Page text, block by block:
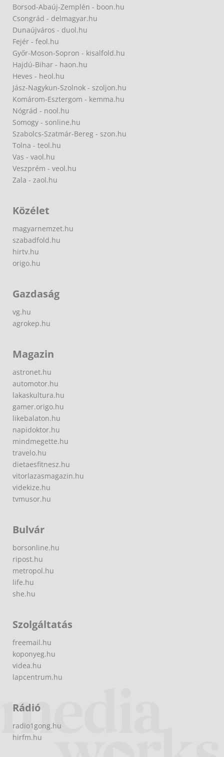
Borsod-Abaúj-Zemplén - boon.hu
Csongrád - delmagyar.hu
Dunaújváros - duol.hu
Fejér - feol.hu
Győr-Moson-Sopron - kisalfold.hu
Hajdú-Bihar - haon.hu
Heves - heol.hu
Jász-Nagykun-Szolnok - szoljon.hu
Komárom-Esztergom - kemma.hu
Nógrád - nool.hu
Somogy - sonline.hu
Szabolcs-Szatmár-Bereg - szon.hu
Tolna - teol.hu
Vas - vaol.hu
Veszprém - veol.hu
Zala - zaol.hu
Közélet
magyarnemzet.hu
szabadfold.hu
hirtv.hu
origo.hu
Gazdaság
vg.hu
agrokep.hu
Magazin
astronet.hu
automotor.hu
lakaskultura.hu
gamer.origo.hu
likebalaton.hu
napidoktor.hu
mindmegette.hu
travelo.hu
dietaesfitnesz.hu
vitorlazasmagazin.hu
videkize.hu
tvmusor.hu
Bulvár
borsonline.hu
ripost.hu
metropol.hu
life.hu
she.hu
Szolgáltatás
freemail.hu
koponyeg.hu
videa.hu
lapcentrum.hu
Rádió
radio1gong.hu
hirfm.hu